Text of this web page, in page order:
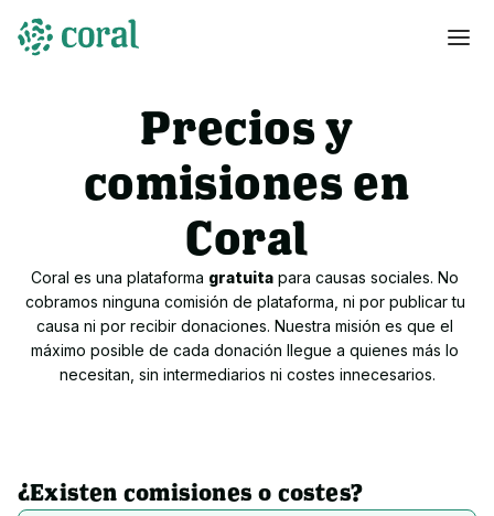
Precios y
comisiones en
Coral
Coral es una plataforma gratuita para causas sociales. No
cobramos ninguna comisión de plataforma, ni por publicar tu
causa ni por recibir donaciones. Nuestra misión es que el
máximo posible de cada donación llegue a quienes más lo
necesitan, sin intermediarios ni costes innecesarios.
¿Existen comisiones o costes?